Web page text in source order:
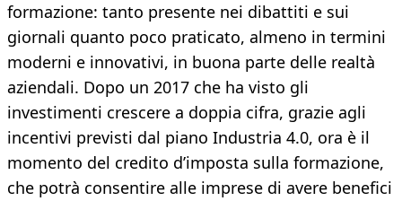
formazione: tanto presente nei dibattiti e sui
giornali quanto poco praticato, almeno in termini
moderni e innovativi, in buona parte delle realtà
aziendali. Dopo un 2017 che ha visto gli
investimenti crescere a doppia cifra, grazie agli
incentivi previsti dal piano Industria 4.0, ora è il
momento del credito d’imposta sulla formazione,
che potrà consentire alle imprese di avere benefici